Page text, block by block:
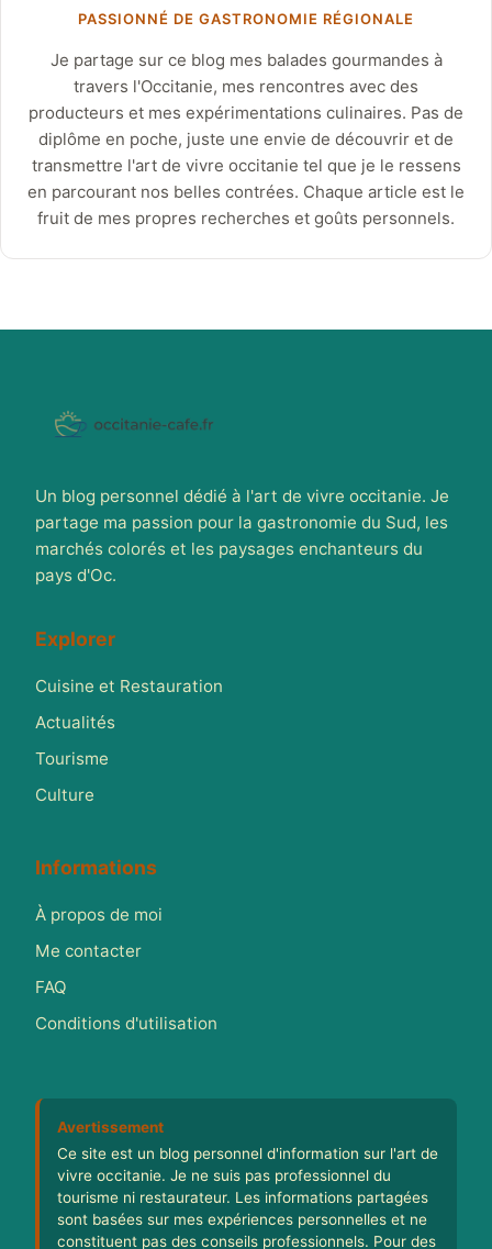
PASSIONNÉ DE GASTRONOMIE RÉGIONALE
Je partage sur ce blog mes balades gourmandes à
travers l'Occitanie, mes rencontres avec des
producteurs et mes expérimentations culinaires. Pas de
diplôme en poche, juste une envie de découvrir et de
transmettre l'art de vivre occitanie tel que je le ressens
en parcourant nos belles contrées. Chaque article est le
fruit de mes propres recherches et goûts personnels.
Un blog personnel dédié à l'art de vivre occitanie. Je
partage ma passion pour la gastronomie du Sud, les
marchés colorés et les paysages enchanteurs du
pays d'Oc.
Explorer
Cuisine et Restauration
Actualités
Tourisme
Culture
Informations
À propos de moi
Me contacter
FAQ
Conditions d'utilisation
Avertissement
Ce site est un blog personnel d'information sur l'art de
vivre occitanie. Je ne suis pas professionnel du
tourisme ni restaurateur. Les informations partagées
sont basées sur mes expériences personnelles et ne
constituent pas des conseils professionnels. Pour des